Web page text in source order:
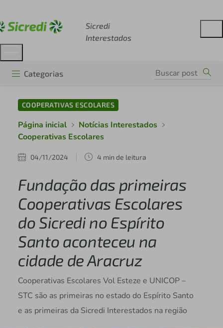
Sicredi
Interestados
Categorias
COOPERATIVAS ESCOLARES
Página inicial
Notícias Interestados
Cooperativas Escolares
04/11/2024 4 min de leitura
Fundação das primeiras
Cooperativas Escolares
do Sicredi no Espírito
Santo aconteceu na
cidade de Aracruz
Cooperativas Escolares Vol Esteze e UNICOP –
STC são as primeiras no estado do Espírito Santo
e as primeiras da Sicredi Interestados na região